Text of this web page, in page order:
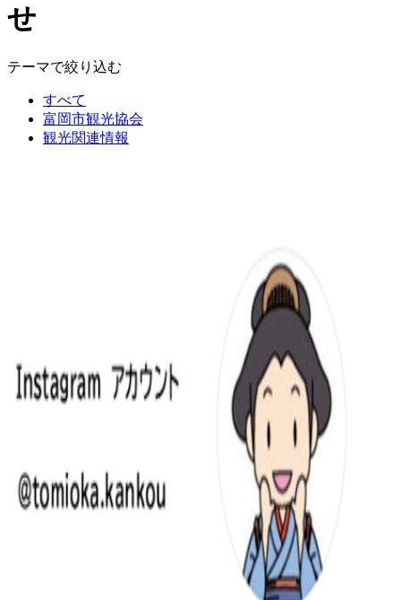
せ
テーマで絞り込む
すべて
富岡市観光協会
観光関連情報